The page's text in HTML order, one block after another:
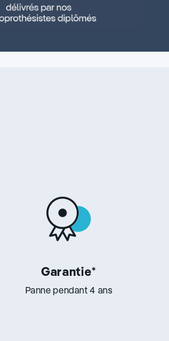
Garantie*
Panne pendant 4 ans